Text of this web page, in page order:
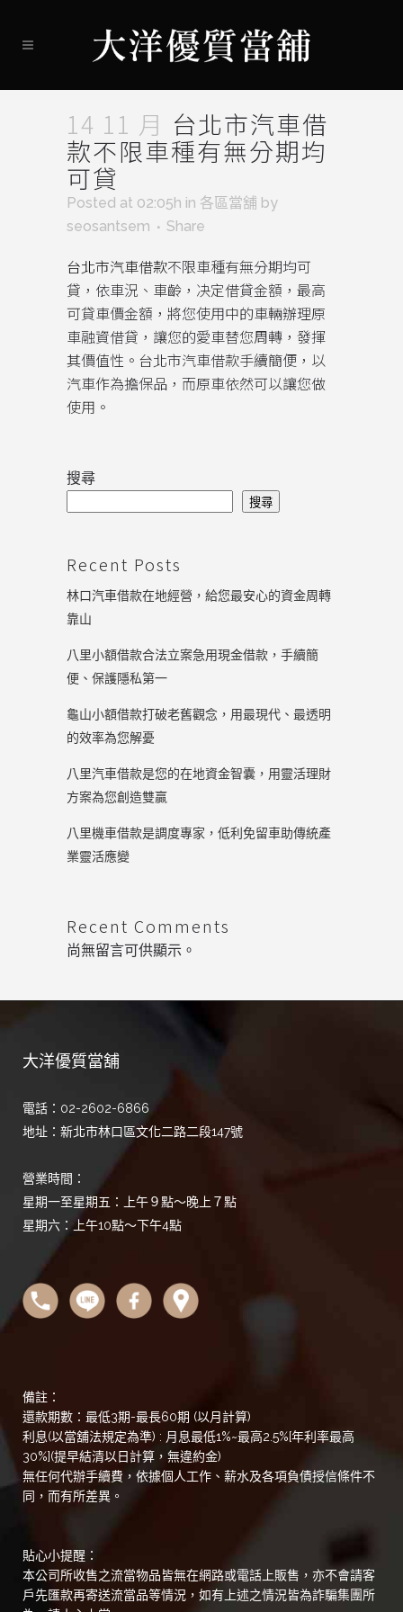
14 11 月 台北市汽車借
款不限車種有無分期均
可貸
Posted at 02:05h in 各區當舖 by
seosantsem
Share
台北市汽車借款不限車種有無分期均可
貸，依車況、車齡，决定借貸金額，最高
可貸車價金額，將您使用中的車輛辦理原
車融資借貸，讓您的愛車替您周轉，發揮
其價值性。台北市汽車借款手續簡便，以
汽車作為擔保品，而原車依然可以讓您做
使用。
搜尋
搜尋
Recent Posts
林口汽車借款在地經營，給您最安心的資金周轉
靠山
八里小額借款合法立案急用現金借款，手續簡
便、保護隱私第一
龜山小額借款打破老舊觀念，用最現代、最透明
的效率為您解憂
八里汽車借款是您的在地資金智囊，用靈活理財
方案為您創造雙贏
八里機車借款是調度專家，低利免留車助傳統產
業靈活應變
Recent Comments
尚無留言可供顯示。
大洋優質當舖
電話：02-2602-6866
地址：新北市林口區文化二路二段147號
營業時間：
星期一至星期五：上午９點～晚上７點
星期六：上午10點～下午4點
備註：
還款期數：最低3期-最長60期 (以月計算)
利息(以當舖法規定為準) : 月息最低1%~最高2.5%[年利率最高
30%](提早結清以日計算，無違約金)
無任何代辦手續費，依據個人工作、薪水及各項負債授信條件不
同，而有所差異。
貼心小提醒：
本公司所收售之流當物品皆無在網路或電話上販售，亦不會請客
戶先匯款再寄送流當品等情況，如有上述之情況皆為詐騙集團所